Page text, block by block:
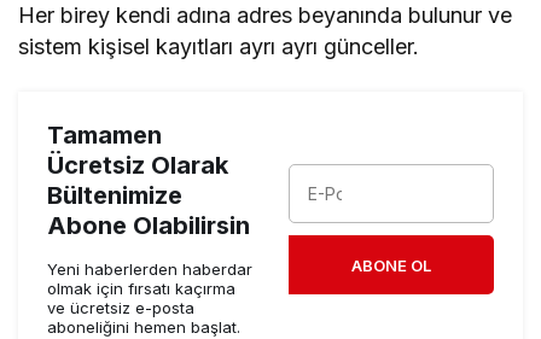
Her birey kendi adına adres beyanında bulunur ve
sistem kişisel kayıtları ayrı ayrı günceller.
Tamamen
Ücretsiz Olarak
Bültenimize
Abone Olabilirsin
Yeni haberlerden haberdar
olmak için fırsatı kaçırma
ve ücretsiz e-posta
aboneliğini hemen başlat.
ABONE OL